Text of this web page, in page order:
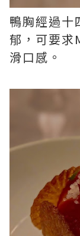
鴨胸經過十
郁，可要
滑口感。